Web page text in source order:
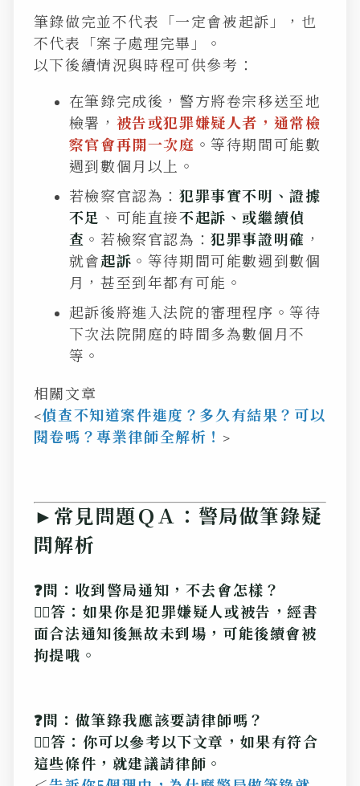
筆錄做完並不代表「一定會被起訴」，也
不代表「案子處理完畢」。
以下後續情況與時程可供參考：
在筆錄完成後，警方將卷宗移送至地
檢署， 被告或犯罪嫌疑人者，通常檢
察官會再開一次庭 。等待期間可能數
週到數個月以上。
若檢察官認為：犯罪事實不明、證據
不足 、可能直接不起訴、或繼續偵
查 。若檢察官認為：犯罪事證明確 ，
就會起訴 。等待期間可能數週到數個
月，甚至到年都有可能。
起訴後將進入法院的審理程序。 等待
下次法院開庭的時間多為數個月不
等。
相關文章
<偵查不知道案件進度？多久有結果？可以
閱卷嗎？專業律師全解析！ >
►常見問題ＱＡ：警局做筆錄疑
問解析
❓問：收到警局通知，不去會怎樣？
💁‍♂️答：如果你是犯罪嫌疑人或被告，經書
面合法通知後無故未到場，可能後續會被
拘提哦。
❓問：做筆錄我應該要請律師嗎？
💁‍♂️答：你可以參考以下文章，如果有符合
這些條件，就建議請律師。